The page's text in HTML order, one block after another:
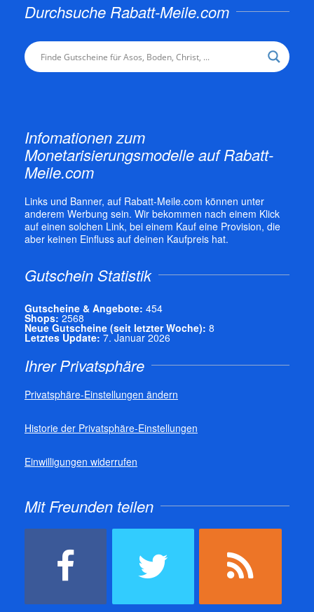
Durchsuche Rabatt-Meile.com
Infomationen zum
Monetarisierungsmodelle auf Rabatt-
Meile.com
Links und Banner, auf Rabatt-Meile.com können unter
anderem Werbung sein. Wir bekommen nach einem Klick
auf einen solchen Link, bei einem Kauf eine Provision, die
aber keinen Einfluss auf deinen Kaufpreis hat.
Gutschein Statistik
Gutscheine & Angebote: 454
Shops: 2568
Neue Gutscheine (seit letzter Woche): 8
Letztes Update: 7. Januar 2026
Ihrer Privatsphäre
Privatsphäre-Einstellungen ändern
Historie der Privatsphäre-Einstellungen
Einwilligungen widerrufen
Mit Freunden teilen